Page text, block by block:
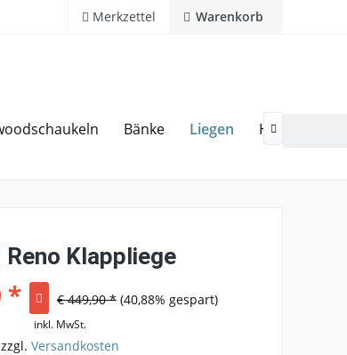
Warenkorb
Merkzettel
Bänke Liegen Hocker

Hotline 02594 94 11 0
Reno Klappliege
* € 449,90 * (40,88% gespart)
inkl. MwSt.
zzgl.Versandkosten